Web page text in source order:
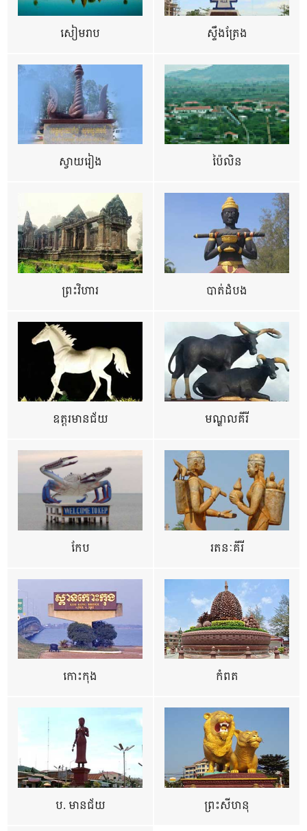
សៀមរាប ស្ទឹងត្រែង
ស្វាយរៀង ប៉ៃលិន
ព្រះវិហារ បាត់ដំបង
ឧត្ដរមានជ័យ មណ្ឌលគីរី
កែប រតនៈគីរី
កោះកុង កំពត
ប. មានជ័យ ព្រះសីហនុ